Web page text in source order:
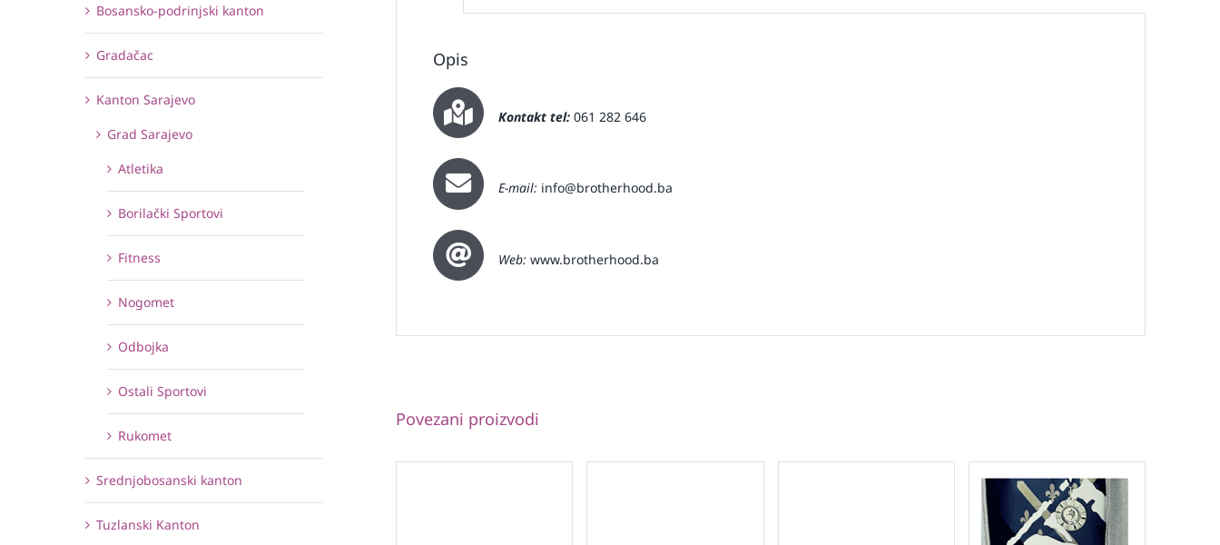
Opis
Kontakt tel: 061 282 646
E-mail: info@brotherhood.ba
Web: www.brotherhood.ba
Povezani proizvodi
Bosansko-podrinjski kanton
Gradačac
Kanton Sarajevo
Grad Sarajevo
Atletika
Borilački Sportovi
Fitness
Nogomet
Odbojka
Ostali Sportovi
Rukomet
Srednjobosanski kanton
Tuzlanski Kanton